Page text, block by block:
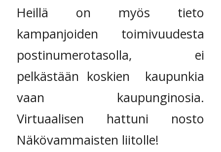
Heillä on myös tieto
kampanjoiden toimivuudesta
postinumerotasolla, ei
pelkästään koskien kaupunkia
vaan kaupunginosia.
Virtuaalisen hattuni nosto
Näkövammaisten liitolle!